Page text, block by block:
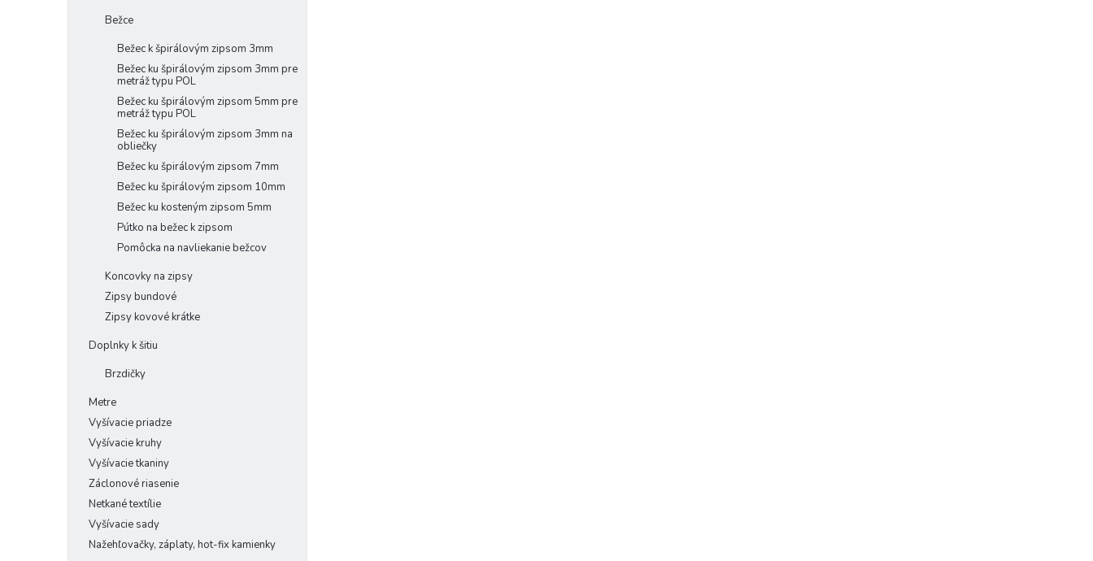
Bežce
Bežec k špirálovým zipsom 3mm
Bežec ku špirálovým zipsom 3mm pre
metráž typu POL
Bežec ku špirálovým zipsom 5mm pre
metráž typu POL
Bežec ku špirálovým zipsom 3mm na
obliečky
Bežec ku špirálovým zipsom 7mm
Bežec ku špirálovým zipsom 10mm
Bežec ku kosteným zipsom 5mm
Pútko na bežec k zipsom
Pomôcka na navliekanie bežcov
Koncovky na zipsy
Zipsy bundové
Zipsy kovové krátke
Doplnky k šitiu
Brzdičky
Metre
Vyšívacie priadze
Vyšívacie kruhy
Vyšívacie tkaniny
Záclonové riasenie
Netkané textílie
Vyšívacie sady
Nažehľovačky, záplaty, hot-fix kamienky